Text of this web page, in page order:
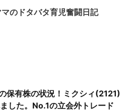
のドタバタ育児奮闘日記
保有株の状況！ミクシィ(2121)
した。No.1の立会外トレード